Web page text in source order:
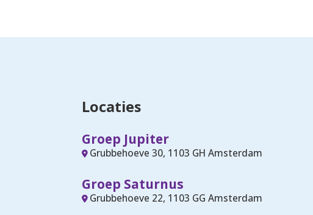
Locaties
Groep Jupiter
Grubbehoeve 30, 1103 GH Amsterdam
Groep Saturnus
Grubbehoeve 22, 1103 GG Amsterdam